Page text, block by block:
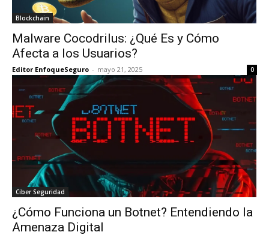
Blockchain
Malware Cocodrilus: ¿Qué Es y Cómo
Afecta a los Usuarios?
Editor EnfoqueSeguro - mayo 21, 2025 0
Ciber Seguridad
¿Cómo Funciona un Botnet? Entendiendo la
Amenaza Digital